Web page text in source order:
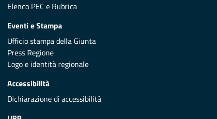
Elenco PEC e Rubrica
Eventi e Stampa
Ufficio stampa della Giunta
Press Regione
Logo e identità regionale
Accessibilità
Dichiarazione di accessibilità